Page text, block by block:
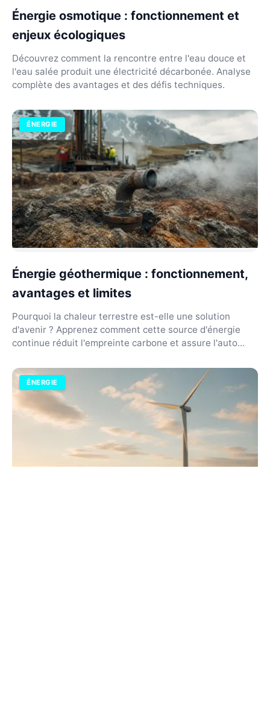
Énergie osmotique : fonctionnement et
enjeux écologiques
Découvrez comment la rencontre entre l'eau douce et
l'eau salée produit une électricité décarbonée. Analyse
complète des avantages et des défis techniques.
ÉNERGIE
Énergie géothermique : fonctionnement,
avantages et limites
Pourquoi la chaleur terrestre est-elle une solution
d'avenir ? Apprenez comment cette source d'énergie
continue réduit l'empreinte carbone et assure l'auto...
ÉNERGIE